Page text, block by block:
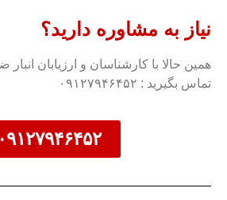
نیاز به مشاوره دارید؟
همین حالا با کارشناسان و ارزیابان
تماس بگیرید : ۰۹۱۲۷۹۴۶۴۵۲
۰۹۱۲۷۹۴۶۴۵۲